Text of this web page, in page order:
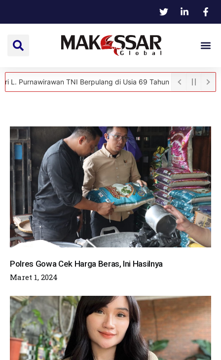
TNI Berpulang di Usia 69 Tahun Hangat dan Penuh
Polres Gowa Cek Harga Beras, Ini Hasilnya
Maret 1, 2024